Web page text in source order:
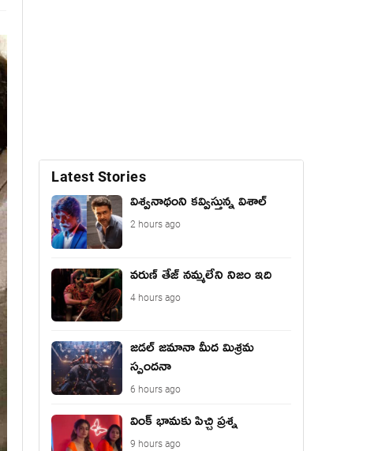
Latest Stories
విశ్వనాథంని కవ్విస్తున్న విశాల్
2 hours ago
వరుణ్ తేజ్ నమ్మలేని నిజం ఇది
4 hours ago
జడల్ జమానా మీద మిశ్రమ
స్పందనా
6 hours ago
వింక్ భామకు పిచ్చి ప్రశ్న
9 hours ago